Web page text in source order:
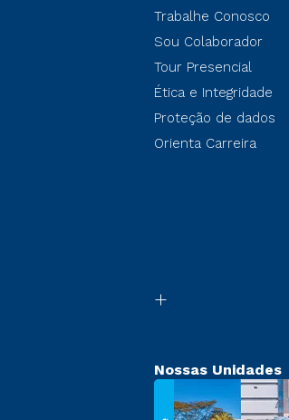
Trabalhe Conosco
Sou Colaborador
Tour Presencial
Ética e Integridade
Proteção de dados
Orienta Carreira
Nossas Unidades